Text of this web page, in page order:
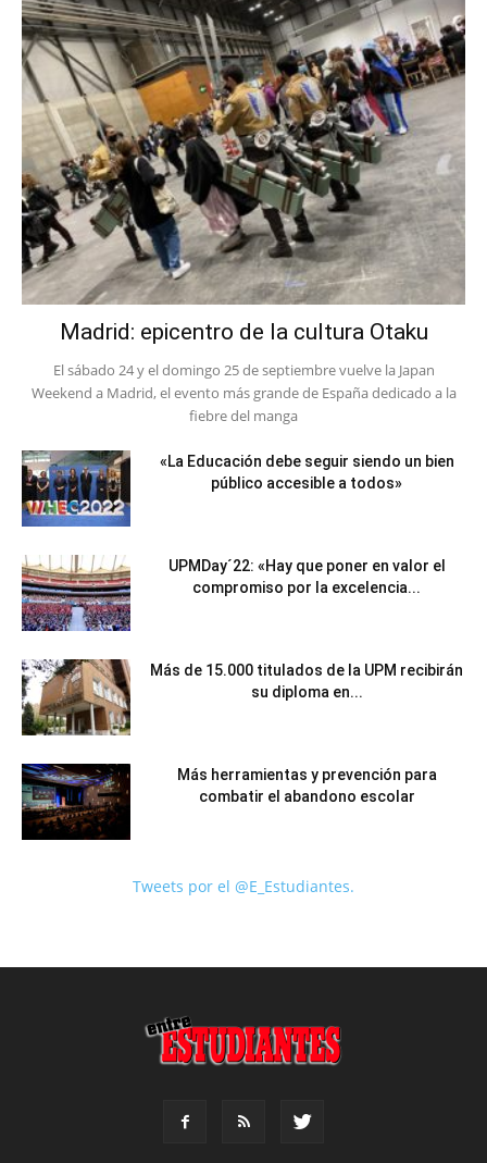
Madrid: epicentro de la cultura Otaku
El sábado 24 y el domingo 25 de septiembre vuelve la Japan
Weekend a Madrid, el evento más grande de España dedicado a la
fiebre del manga
«La Educación debe seguir siendo un bien
público accesible a todos»
UPMDay´22: «Hay que poner en valor el
compromiso por la excelencia...
Más de 15.000 titulados de la UPM recibirán
su diploma en...
Más herramientas y prevención para
combatir el abandono escolar
Tweets por el @E_Estudiantes.